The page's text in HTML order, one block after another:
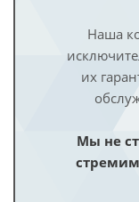
Наша
их
Мы не